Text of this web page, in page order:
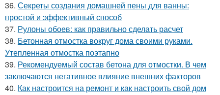
36. Секреты создания домашней пены для ванны:
простой и эффективный способ
37. Рулоны обоев: как правильно сделать расчет
38. Бетонная отмостка вокруг дома своими руками.
Утепленная отмостка поэтапно
39. Рекомендуемый состав бетона для отмостки. В чем
заключаются негативное влияние внешних факторов
40. Как настроится на ремонт и как настроить свой дом